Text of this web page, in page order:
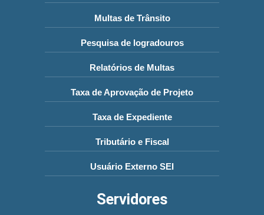
Multas de Trânsito
Pesquisa de logradouros
Relatórios de Multas
Taxa de Aprovação de Projeto
Taxa de Expediente
Tributário e Fiscal
Usuário Externo SEI
Servidores